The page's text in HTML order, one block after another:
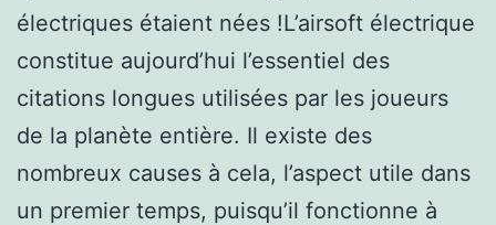
électriques étaient nées !L’airsoft électrique
constitue aujourd’hui l’essentiel des
citations longues utilisées par les joueurs
de la planète entière. Il existe des
nombreux causes à cela, l’aspect utile dans
un premier temps, puisqu’il fonctionne à